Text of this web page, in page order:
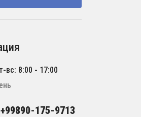
вс: 8:00 - 17:00
+99890-175-9713